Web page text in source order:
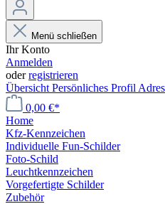
Menü schließen
Ihr Konto
Anmelden
oderregistrieren
Übersicht Persönliches Profil
0,00 €*
Home
Kfz-Kennzeichen
Individuelle Fun-Schilder
Foto-Schild
Leuchtkennzeichen
Vorgefertigte Schilder
Zubehör